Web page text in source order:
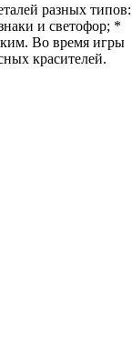
разных типов:
и светофор; *
Во время игры
красителей.